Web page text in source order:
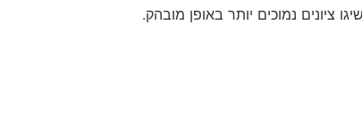
נמוכים יותר באופן מובהק.